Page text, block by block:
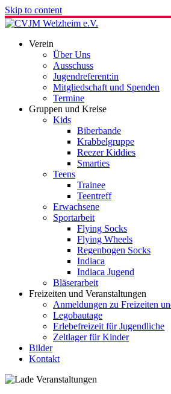
Skip to content
Verein
Über Uns
Ausschuss
Jugendreferent:in
Mitgliedschaft und Spenden
Termine
Gruppen und Kreise
Kids
Biberbande
Krabbelgruppe
Reezer Kiddies
Smarties
Teens
Trainee
Teentreff
Erwachsene
Sportarbeit
Flying Socks
Flying Wheels
Regenbogen Socks
Indiaca
Indiaca Jugend
Bläserarbeit
Freizeiten und Veranstaltungen
Anmeldungen zu Freizeiten
Legobautage
Erlebefreizeit für Jugendliche
Zeltlager für Kinder
Bilder
Kontakt